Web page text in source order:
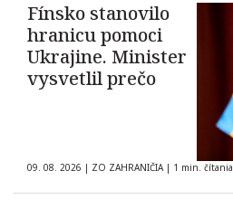
Fínsko stanovilo
hranicu pomoci
Ukrajine. Minister
vysvetlil prečo
09. 08. 2026 | ZO ZAHRANIČIA | 1 min. čítania